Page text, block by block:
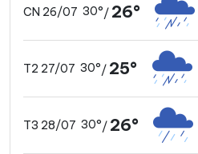
CN 26/07 30°/ 26°
T2 27/07 30°/ 25°
T3 28/07 30°/ 26°